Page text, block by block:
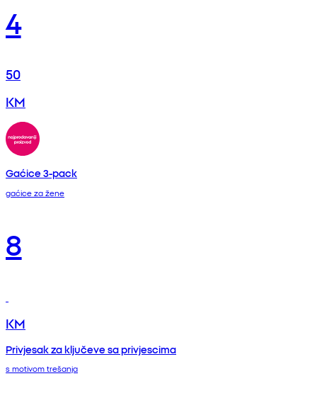
4
50
KM
Gaćice 3-pack
gaćice za žene
8
KM
Privjesak za ključeve sa privjescima
s motivom trešanja